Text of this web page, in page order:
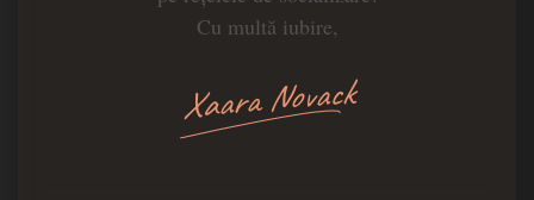
Cu multă iubire,
Xaara Novack